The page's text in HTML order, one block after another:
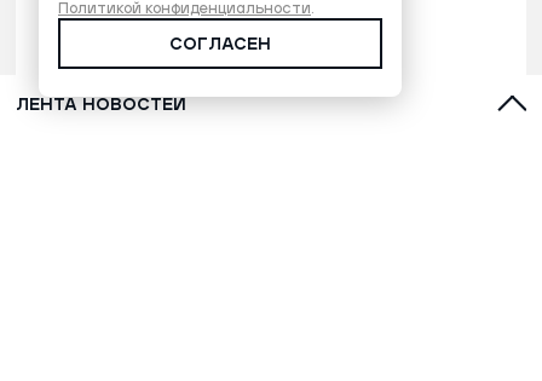
ЛЕНТА НОВОСТЕЙ
Политикой конфиденциальности.
СОГЛАСЕН